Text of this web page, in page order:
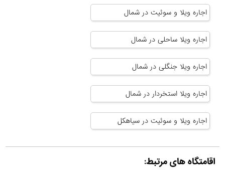
اجاره ویلا و سوئیت در شمال
اجاره ویلا ساحلی در شمال
اجاره ویلا جنگلی در شمال
اجاره ویلا استخردار در شمال
اجاره ویلا و سوئیت در سیاهکل
اقامتگاه های مرتبط: